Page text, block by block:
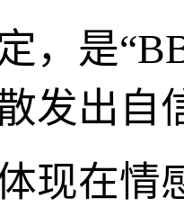
，是
发出自
现在情